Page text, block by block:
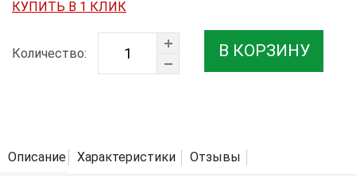
КУПИТЬ В 1 КЛИК
Количество: В КОРЗИНУ
Описание Характеристики Отзывы